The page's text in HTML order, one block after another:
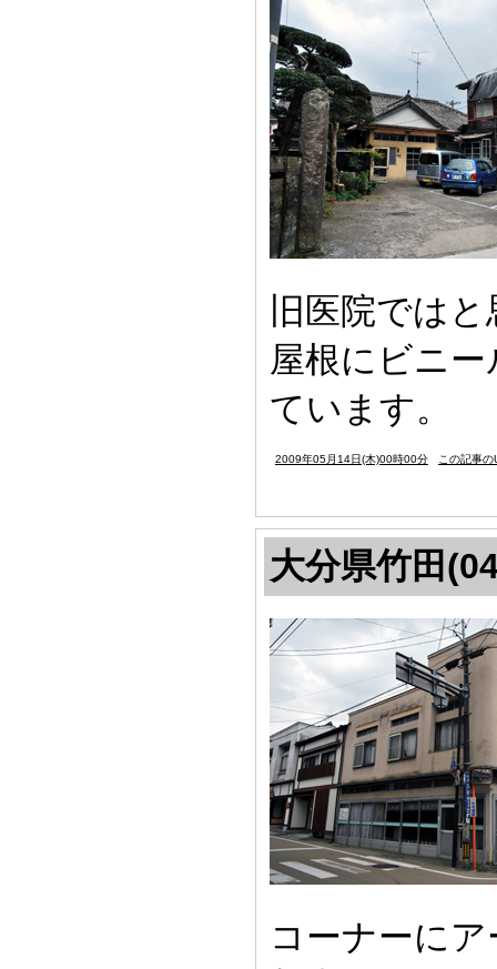
旧医院では
屋根にビニ
ています。
2009年05月14日(木)00時00分 この記事の
大分県竹田
コーナーに